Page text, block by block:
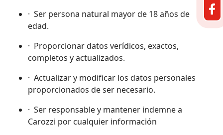
· Ser persona natural mayor de 18 años de
edad.
· Proporcionar datos verídicos, exactos,
completos y actualizados.
· Actualizar y modificar los datos personales
proporcionados de ser necesario.
· Ser responsable y mantener indemne a
Carozzi por cualquier información